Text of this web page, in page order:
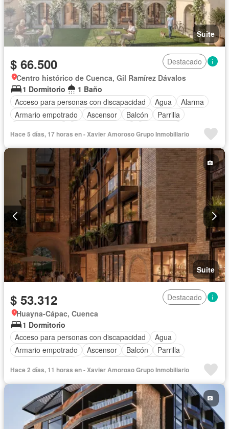
Suite
$ 66.500
Destacado
Centro histórico de Cuenca, Gil Ramírez Dávalos
1 Dormitorio
1 Baño
Acceso para personas con discapacidad
Agua
Alarma
Armario empotrado
Ascensor Balcón
Parrilla
Gas natural
Gimnasio Garita de guardianía
Jardín
Conserje Seguridad Sin amoblar
Hace 5 días, 17 horas en - Xavier Amoroso Grupo Inmobiliario
Suite
$ 53.312
Destacado
Huayna-Cápac, Cuenca
1 Dormitorio
Acceso para personas con discapacidad
Agua
Armario empotrado
Ascensor Balcón
Parrilla
Gimnasio
Garita de guardianía Jacuzzi Jardín
Patio
Seguridad Terraza Vista panorámica
Wifi
Sin amoblar
Hace 2 días, 11 horas en - Xavier Amoroso Grupo Inmobiliario